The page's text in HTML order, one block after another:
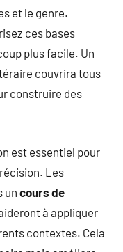
et le genre.
ces bases
plus facile. Un
couvrira tous
construire des
est essentiel pour
Les
un cours de
à appliquer
contextes. Cela